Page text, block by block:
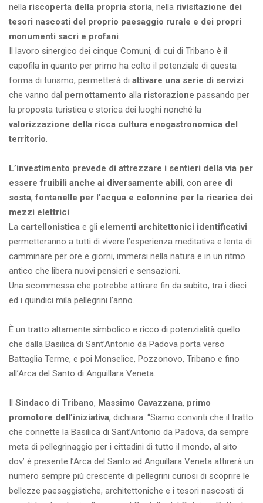
nella riscoperta della propria storia, nella rivisitazione dei
tesori nascosti del proprio paesaggio rurale e dei propri
monumenti sacri e profani.
Il lavoro sinergico dei cinque Comuni, di cui di Tribano è il
capofila in quanto per primo ha colto il potenziale di questa
forma di turismo, permetterà di attivare una serie di servizi
che vanno dal pernottamento alla ristorazione passando per
la proposta turistica e storica dei luoghi nonché la
valorizzazione della ricca cultura enogastronomica del
territorio.
L’investimento prevede di attrezzare i sentieri della via per
essere fruibili anche ai diversamente abili, con aree di
sosta,fontanelle per l’acqua e colonnine per la ricarica dei
mezzi elettrici.
La cartellonistica e gli elementi architettonici identificativi
permetteranno a tutti di vivere l’esperienza meditativa e lenta di
camminare per ore e giorni, immersi nella natura e in un ritmo
antico che libera nuovi pensieri e sensazioni.
Una scommessa che potrebbe attirare fin da subito, tra i dieci
ed i quindici mila pellegrini l’anno.
È un tratto altamente simbolico e ricco di potenzialità quello
che dalla Basilica di Sant’Antonio da Padova porta verso
Battaglia Terme, e poi Monselice, Pozzonovo, Tribano e fino
all’Arca del Santo di Anguillara Veneta.
Sindaco di Tribano, Massimo Cavazzana, primo
promotore dell’iniziativa, dichiara: “Siamo convinti che il tratto
che connette la Basilica di Sant’Antonio da Padova, da sempre
meta di pellegrinaggio per i cittadini di tutto il mondo, al sito
dov’ è presente l’Arca del Santo ad Anguillara Veneta attirerà un
numero sempre più crescente di pellegrini curiosi di scoprire le
bellezze paesaggistiche, architettoniche e i tesori nascosti di